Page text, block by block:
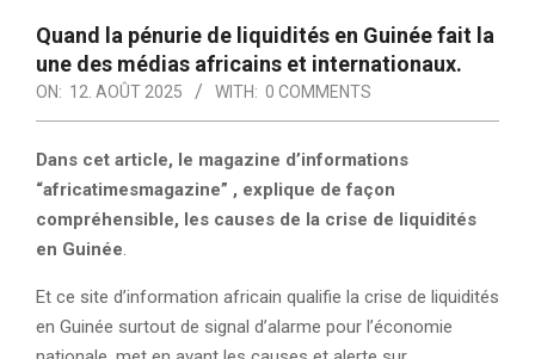
Quand la pénurie de liquidités en Guinée fait la
une des médias africains et internationaux.
ON: 12. AOÛT 2025 WITH: 0 COMMENTS
Dans cet article, le magazine d’informations
“africatimesmagazine” , explique de façon
compréhensible, les causes de la crise de liquidités
en Guinée.
Et ce site d’information africain qualifie la crise de liquidités
en Guinée surtout de signal d’alarme pour l’économie